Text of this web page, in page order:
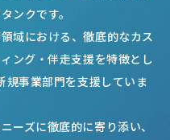
ンクです。
域における、徹底的なカス
ング・伴走支援を特徴とし
規事業部門を支援していま
ーズに徹底的に寄り添い、